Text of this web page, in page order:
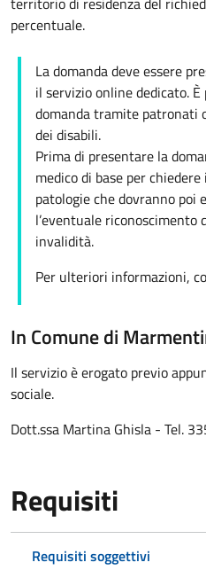
percentuale.
La domanda deve essere
il servizio online dedicato.
domanda tramite patronati
dei disabili.
Prima di presentare la
medico di base per
patologie che dovranno poi
l’eventuale riconoscimento
invalidità.
Per ulteriori informazioni,
In Comune di
Il servizio è erogato previo
sociale.
Dott.ssa Martina Ghisla - Tel.
Requisiti
Requisiti soggettivi